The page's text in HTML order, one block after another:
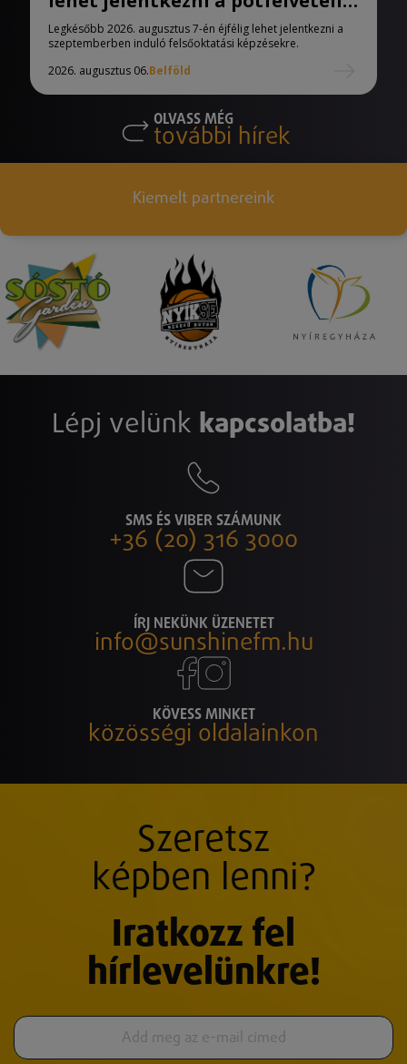
eljárásban
Legkésőbb 2026. augusztus 7-én éjfélig lehet jelentkezni a
szeptemberben induló felsőoktatási képzésekre.
2026. augusztus 06.Belföld
OLVASS MÉG
további hírek
Kiemelt partnereink
Lépj velünk kapcsolatba!
SMS ÉS VIBER SZÁMUNK
+36 (20) 316 3000
ÍRJ NEKÜNK ÜZENETET
info@sunshinefm.hu
KÖVESS MINKET
közösségi oldalainkon
Szeretsz
képben lenni?
Iratkozz fel
hírlevelünkre!